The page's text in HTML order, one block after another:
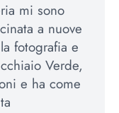
mi sono
a nuove
fotografia e
Verde,
e ha come